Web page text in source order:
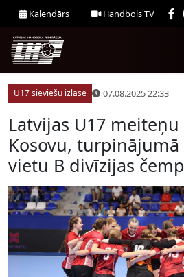
Kalendārs Handbols TV
U17 sieviešu izlase 07.08.2025 22:33
Latvijas U17
Kosovu, turpinājumā
vietu B divīzijas